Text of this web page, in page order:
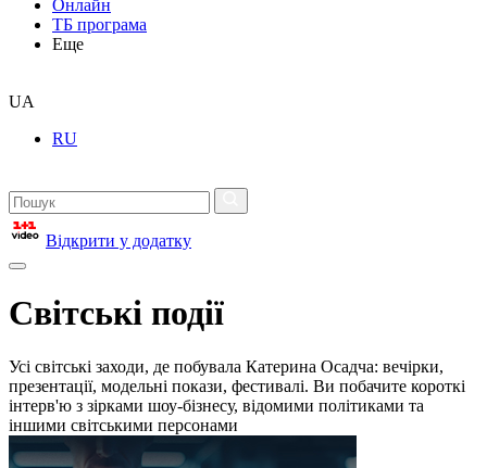
Онлайн
ТБ програма
Еще
UA
RU
Відкрити у додатку
Світські події
Усі світські заходи, де побувала Катерина Осадча: вечірки,
презентації, модельні покази, фестивалі. Ви побачите короткі
інтерв'ю з зірками шоу-бізнесу, відомими політиками та
іншими світськими персонами